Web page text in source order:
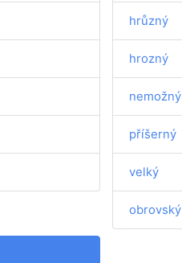
hrůzný
hrozný
nemožný
příšerný
velký
obrovský